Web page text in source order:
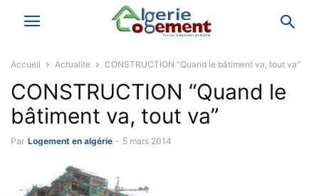
Accueil Actualite CONSTRUCTION “Quand le bâtiment va, tout va”
CONSTRUCTION “Quand le
bâtiment va, tout va”
Par Logement en algérie - 5 mars 2014